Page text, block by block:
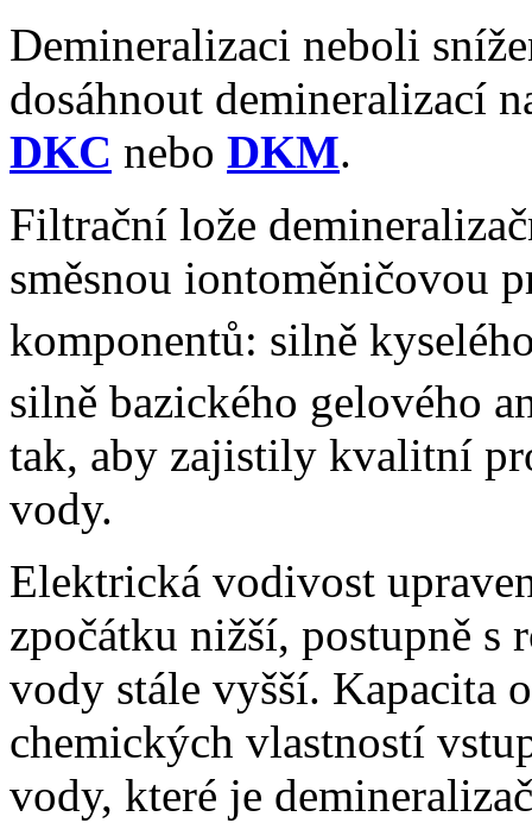
Demineralizaci neboli
dosáhnout demineralizací
DKC nebo DKM.
Filtrační lože
směsnou iontoměničovou
komponentů: silně
silně bazického gelového
tak, aby zajistily kvalitní
vody.
Elektrická vodivost
zpočátku nižší, postupně s
vody stále vyšší. Kapacita
chemických vlastností
vody, které je